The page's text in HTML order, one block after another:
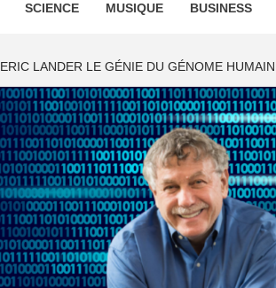
SCIENCE MUSIQUE BUSINESS
ERIC LANDER LE GÉNIE DU GÉNOME HUMAIN